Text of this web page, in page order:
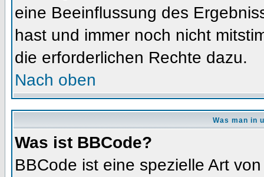
eine Beeinflussung des
hast und immer noch nicht
die erforderlichen Rechte dazu.
Nach oben
Was man in
Was ist BBCode?
BBCode ist eine spezielle Art